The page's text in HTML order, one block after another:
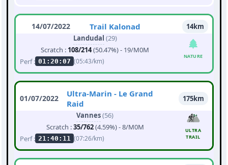
14/07/2022 Trail Kalonad
14km
Landudal (29)
Scratch : 108/214(50.47%) - 19/M0M
Perf : 01:20:07 (05:43/km)
NATURE
01/07/2022
Ultra-Marin - Le Grand
Raid
175km
Vannes(56)
Scratch :35/762(4.59%) - 8/M0M
Perf : 21:40:11 (07:26/km)
ULTRA
TRAIL